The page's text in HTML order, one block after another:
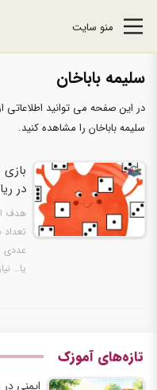
منو سایت
سلیمه باباخان
در این صفحه می توانید اطلاعاتی
سلیمه باباخان را مشاهده کنید.
در
یا…
تازه‌های آموزک
ایمنی